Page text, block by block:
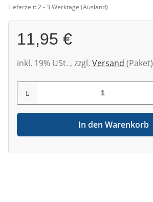
Lieferzeit:2 - 3 Werktage (Ausland)
11,95 €
inkl. 19% USt. , zzgl. Versand (Paket)
In den Warenkorb